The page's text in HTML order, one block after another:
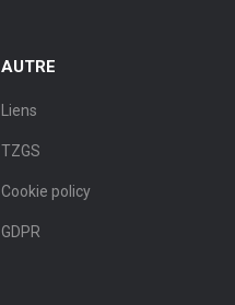
AUTRE
Liens
TZGS
Cookie policy
GDPR